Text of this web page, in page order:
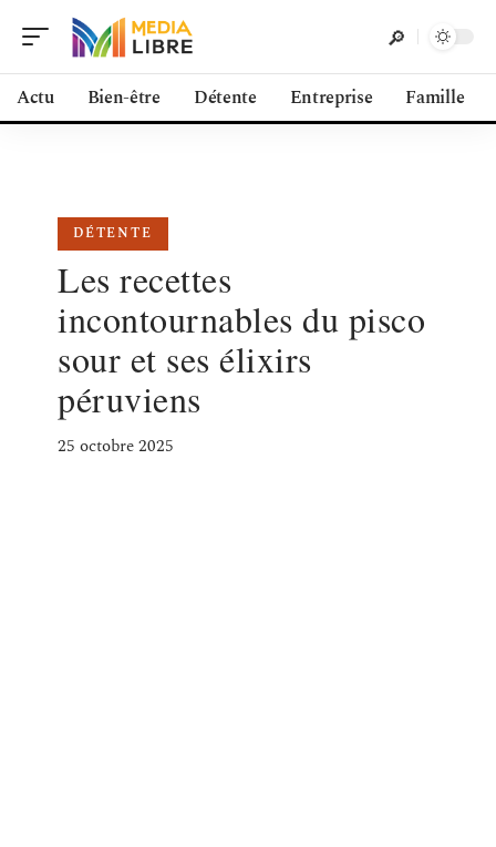
Actu Bien-être Détente Entreprise Famille
DÉTENTE
Les recettes
incontournables du pisco
sour et ses élixirs
péruviens
25 octobre 2025